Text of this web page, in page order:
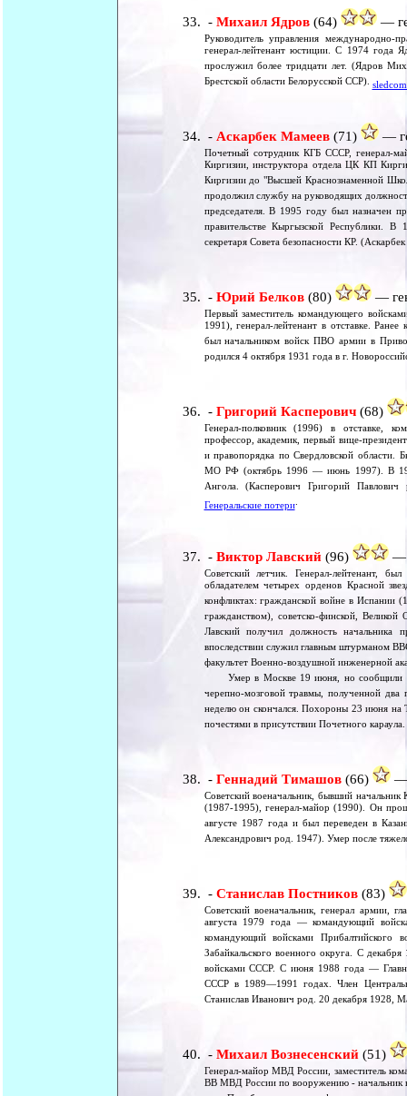
- Михаил Ядров (64) —
Руководитель управления международно-
генерал-лейтенант юстиции. С 1974 года
прослужил более тридцати лет. (Ядров
Брестской области Белорусской ССР).
- Аскарбек Мамеев(71) —
Почетный сотрудник КГБ СССР, генерал-
Киргизии, инструктора отдела ЦК КП
Киргизии до "Высшей Краснознаменной
продолжил службу на руководящих
председателя. В 1995 году был назначен
правительстве Кыргызской Республики. В
секретаря Совета безопасности КР.
- Юрий Белков(80) —
Первый заместитель командующего
1991), генерал-лейтенант в отставке.
был начальником войск ПВО армии в
родился 4 октября 1931 года в г.
- Григорий Касперович(68)
Генерал-полковник (1996) в отставке,
профессор, академик, первый вице-
и правопорядка по Свердловской области.
МО РФ (октябрь 1996 — июнь 1997). В
Ангола. (Касперович Григорий
Генеральские потери.
- Виктор Лавский (96) —
Советский летчик. Генерал-лейтенант,
обладателем четырех орденов Красной
конфликтах: гражданской войне в Испании
гражданством), советско-финской,
Лавский получил должность начальника
впоследствии служил главным штурманом
факультет Военно-воздушной инженерной
Умер в Москве 19 июня, но сообщили о
черепно-мозговой травмы, полученной два
неделю он скончался. Похороны 23 июня на
почестями в присутствии Почетного караула.
- Геннадий Тимашов (66) —
Советский военачальник, бывший начальник
(1987-1995), генерал-майор (1990). Он
августе 1987 года и был переведен в
Александрович род. 1947). Умер после
- Станислав Постников (83)
Советский военачальник, генерал армии,
августа 1979 года — командующий
командующий войсками
Забайкальского военного округа. С
войсками СССР. С июня 1988 года —
СССР в 1989—1991 годах. Член
Станислав Иванович род. 20 декабря 1928,
- Михаил Вознесенский (51)
Генерал-майор МВД России, заместитель
ВВ МВД России по вооружению - начальник